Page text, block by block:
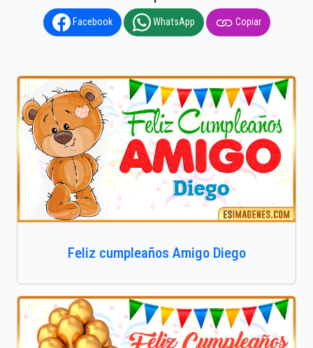
Facebook WhatsApp Copiar
Feliz cumpleaños Amigo Diego